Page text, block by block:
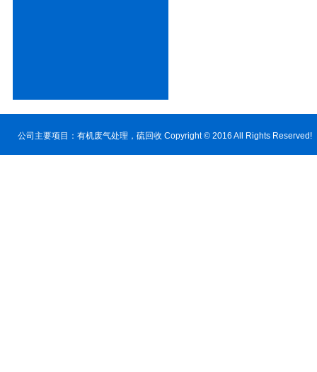
公司主要项目： 有机废气处理 ，硫回收 Copyright © 2016 All Rights